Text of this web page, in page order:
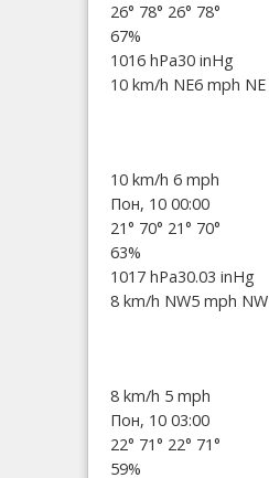
26° 78° 26° 78°
67%
1016 hPa30 inHg
10 km/h NE6 mph NE
10 km/h 6 mph
Пон, 10 00:00
21° 70° 21° 70°
63%
1017 hPa30.03 inHg
8 km/h NW5 mph NW
8 km/h 5 mph
Пон, 10 03:00
22° 71° 22° 71°
59%